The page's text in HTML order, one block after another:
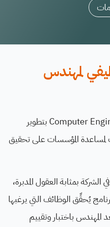
لمهندس
يقوم مهندس الحاسوب أو Computer Engineer بتطوير
لمساعدة المؤسسات على تحقيق
بمثابة العقول المدبرة،
يُحقِّق الوظائف التي يرغبها
المهندس باختبار وتقييم